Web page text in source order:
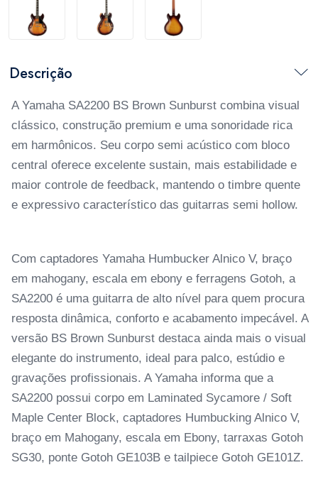
Descrição
A Yamaha SA2200 BS Brown Sunburst combina visual
clássico, construção premium e uma sonoridade rica
em harmônicos. Seu corpo semi acústico com bloco
central oferece excelente sustain, mais estabilidade e
maior controle de feedback, mantendo o timbre quente
e expressivo característico das guitarras semi hollow.
Com captadores Yamaha Humbucker Alnico V, braço
em mahogany, escala em ebony e ferragens Gotoh, a
SA2200 é uma guitarra de alto nível para quem procura
resposta dinâmica, conforto e acabamento impecável. A
versão BS Brown Sunburst destaca ainda mais o visual
elegante do instrumento, ideal para palco, estúdio e
gravações profissionais. A Yamaha informa que a
SA2200 possui corpo em Laminated Sycamore / Soft
Maple Center Block, captadores Humbucking Alnico V,
braço em Mahogany, escala em Ebony, tarraxas Gotoh
SG30, ponte Gotoh GE103B e tailpiece Gotoh GE101Z.